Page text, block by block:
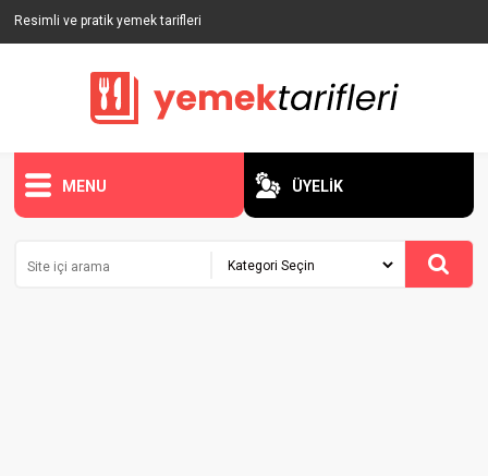
Resimli ve pratik yemek tarifleri
MENU ÜYELİK